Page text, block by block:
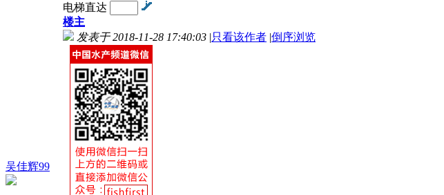
吴佳辉99
电梯直达
楼主
发表于 2018-11-28 17:40:03 |只看该作者 |倒序浏览